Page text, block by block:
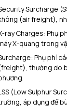
Surcharge
(air freight),
ray Charges: Phụ
X-quang trong
Phụ phí
thường do
(Low Sulphur
áp dụng để